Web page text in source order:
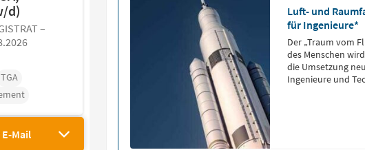
d)
–
TGA
Mail
Luft- und
für Ingenieure*
Der „Traum vom
des Menschen
die Umsetzung
Ingenieure und